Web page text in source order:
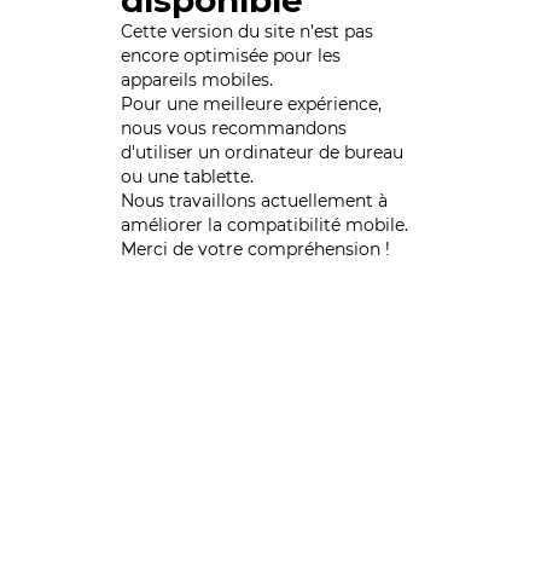
Cette version du site n’est pas
encore optimisée pour les
appareils mobiles.
Pour une meilleure expérience,
nous vous recommandons
d'utiliser un ordinateur de bureau
ou une tablette.
Nous travaillons actuellement à
améliorer la compatibilité mobile.
Merci de votre compréhension !